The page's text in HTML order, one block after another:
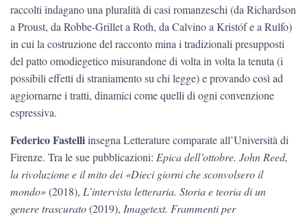
raccolti indagano una pluralità di casi romanzeschi (da Richardson
a Proust, da Robbe-Grillet a Roth, da Calvino a Kristóf e a Rulfo)
in cui la costruzione del racconto mina i tradizionali presupposti
del patto omodiegetico misurandone di volta in volta la tenuta (i
possibili effetti di straniamento su chi legge) e provando così ad
aggiornarne i tratti, dinamici come quelli di ogni convenzione
espressiva.
Federico Fastelliinsegna Letterature comparate all’Università di
Firenze. Tra le sue pubblicazioni: Epica dell’ottobre. John Reed,
la rivoluzione e il mito dei «Dieci giorni che sconvolsero il
mondo»(2018), L’intervista letteraria. Storia e teoria di un
genere trascurato(2019), Imagetext. Frammenti per